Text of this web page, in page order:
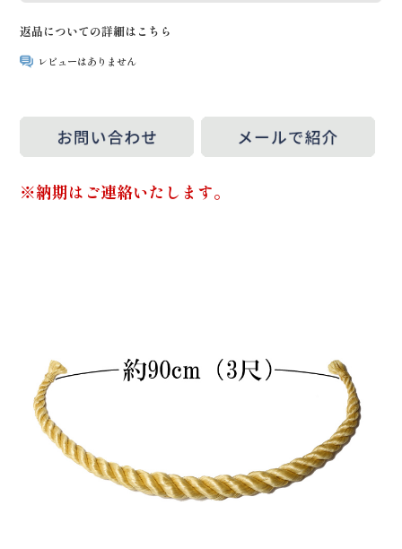
返品についての詳細はこちら
レビューはありません
※納期はご連絡いたします。